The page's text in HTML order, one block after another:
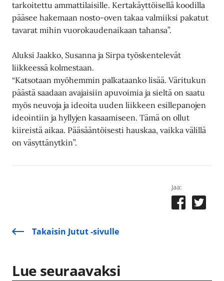
tarkoitettu ammattilaisille. Kertakäyttöisellä koodilla
pääsee hakemaan nosto-oven takaa valmiiksi pakatut
tavarat mihin vuorokaudenaikaan tahansa”.
Aluksi Jaakko, Susanna ja Sirpa työskentelevät
liikkeessä kolmestaan.
“Katsotaan myöhemmin palkataanko lisää. Väritukun
päästä saadaan avajaisiin apuvoimia ja sieltä on saatu
myös neuvoja ja ideoita uuden liikkeen esillepanojen
ideointiin ja hyllyjen kasaamiseen. Tämä on ollut
kiireistä aikaa. Pääsääntöisesti hauskaa, vaikka välillä
on väsyttänytkin”.
Jaa:
Takaisin Jutut -sivulle
Lue seuraavaksi